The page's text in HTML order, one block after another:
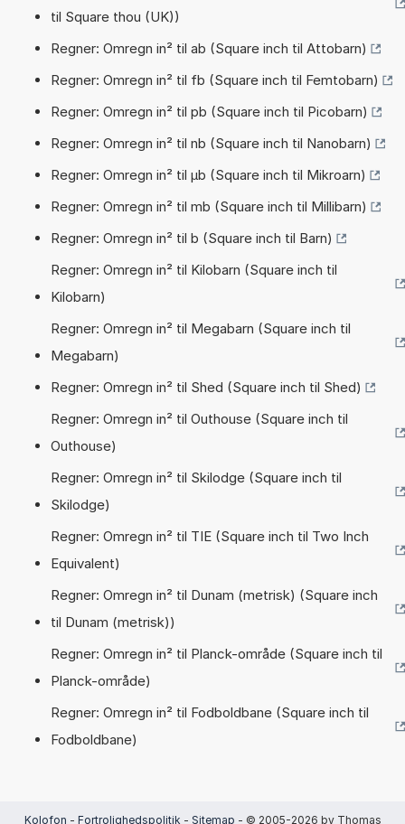
til Square thou (UK))
Regner: Omregn in² til ab (Square inch til Attobarn)
Regner: Omregn in² til fb (Square inch til Femtobarn)
Regner: Omregn in² til pb (Square inch til Picobarn)
Regner: Omregn in² til nb (Square inch til Nanobarn)
Regner: Omregn in² til µb (Square inch til Mikroarn)
Regner: Omregn in² til mb (Square inch til Millibarn)
Regner: Omregn in² til b (Square inch til Barn)
Regner: Omregn in² til Kilobarn (Square inch til
Kilobarn)
Regner: Omregn in² til Megabarn (Square inch til
Megabarn)
Regner: Omregn in² til Shed (Square inch til Shed)
Regner: Omregn in² til Outhouse (Square inch til
Outhouse)
Regner: Omregn in² til Skilodge (Square inch til
Skilodge)
Regner: Omregn in² til TIE (Square inch til Two Inch
Equivalent)
Regner: Omregn in² til Dunam (metrisk) (Square inch
til Dunam (metrisk))
Regner: Omregn in² til Planck-område (Square inch til
Planck-område)
Regner: Omregn in² til Fodboldbane (Square inch til
Fodboldbane)
Kolofon - Fortrolighedspolitik - Sitemap - © 2005-2026 by Thomas